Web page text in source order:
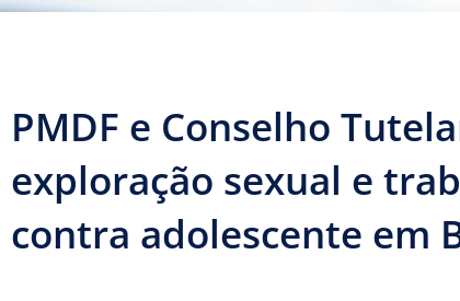
PMDF e Conselho
exploração sexual e
contra adolescente em